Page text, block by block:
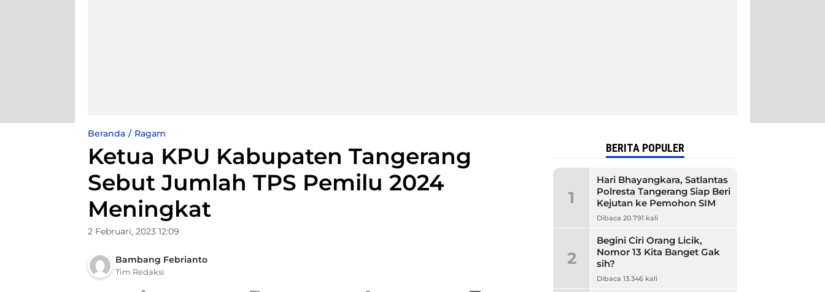
Beranda Ragam
Ketua KPU Kabupaten Tangerang
Sebut Jumlah TPS Pemilu 2024
Meningkat
2 Februari, 2023 12:09
Bambang Febrianto
Tim Redaksi
BERITA POPULER
1
Hari Bhayangkara, Satlantas
Polresta Tangerang Siap Beri
Kejutan ke Pemohon SIM
Dibaca 20.791 kali
2
Begini Ciri Orang Licik,
Nomor 13 Kita Banget Gak
sih?
Dibaca 13.346 kali